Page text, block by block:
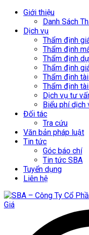
Giới thiệu
Danh Sách
Dịch vụ
Thẩm định
Thẩm định
Thẩm định
Thẩm định
Thẩm định
Thẩm định
Dịch vụ tư
Biểu phí dịch
Đối tác
Tra cứu
Văn bản pháp luật
Tin tức
Góc báo chí
Tin tức SBA
Tuyển dụng
Liên hệ